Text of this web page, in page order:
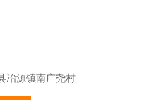
冶源镇南广尧村